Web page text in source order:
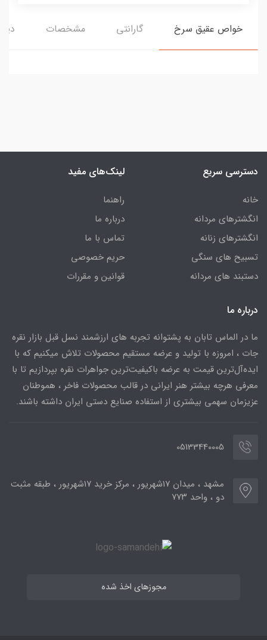
خواص عقیق سرخ گارانتی مشخصات
دسترسی سریع
خانه
انگشترهای مردانه
انگشترهای زنانه
تسبیح های سنگی
دستبند های مردانه
لینک‌های مفید
راهنما
درباره ما
تماس با ما
حریم خصوصی
قوانین و مقررات
درباره ما
ما در الماس تابان به پشتوانه تجربه های ارزشمند نسل قبل بازار نقره
جات ، امروزه با تولید و عرضه مستقیم محصولات تلاش میکنیم که با
ایده‌آل‌ترین قیمت به عرضه باکیفیت‌ترین جواهرات نقره بپردازیم تا با
معرفی هرچه بیشتر هنر ایرانی در قالب محصولات فاخر ، هموطنان
عزیزمان سهمی بیشتری از استفاده صنایع دستی ایران داشته باشند.
05133440005
مشهد ، میدان ۱۷شهریور ، مرکز خرید ۱۷شهریور ، طبقه مثبت
دو ، واحد ۷۷۳
مجوزهای اخذ شده